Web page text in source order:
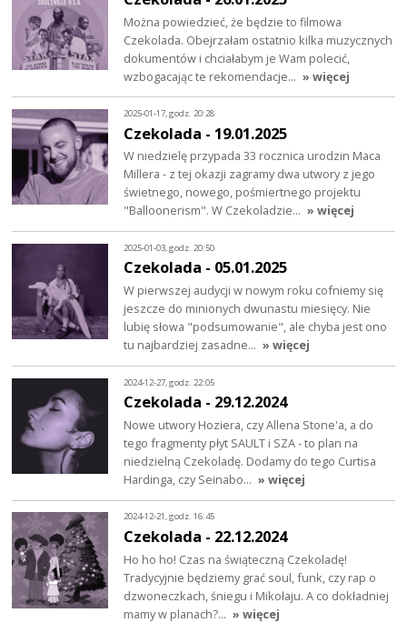
Można powiedzieć, że będzie to filmowa
Czekolada. Obejrzałam ostatnio kilka muzycznych
dokumentów i chciałabym je Wam polecić,
wzbogacając te rekomendacje… » więcej
2025-01-17, godz. 20:28
Czekolada - 19.01.2025
W niedzielę przypada 33 rocznica urodzin Maca
Millera - z tej okazji zagramy dwa utwory z jego
świetnego, nowego, pośmiertnego projektu
"Balloonerism". W Czekoladzie… » więcej
2025-01-03, godz. 20:50
Czekolada - 05.01.2025
W pierwszej audycji w nowym roku cofniemy się
jeszcze do minionych dwunastu miesięcy. Nie
lubię słowa "podsumowanie", ale chyba jest ono
tu najbardziej zasadne… » więcej
2024-12-27, godz. 22:05
Czekolada - 29.12.2024
Nowe utwory Hoziera, czy Allena Stone'a, a do
tego fragmenty płyt SAULT i SZA - to plan na
niedzielną Czekoladę. Dodamy do tego Curtisa
Hardinga, czy Seinabo… » więcej
2024-12-21, godz. 16:45
Czekolada - 22.12.2024
Ho ho ho! Czas na świąteczną Czekoladę!
Tradycyjnie będziemy grać soul, funk, czy rap o
dzwoneczkach, śniegu i Mikołaju. A co dokładniej
mamy w planach?… » więcej